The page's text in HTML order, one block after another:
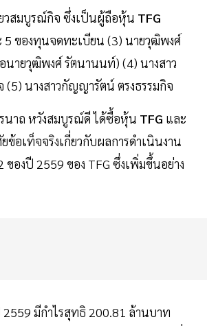
วสมบูรณ์กิจ ซึ่งเป็นผู้ถือหุ้น TFG
5 ของทุนจดทะเบียน (3) นายวุฒิพงศ์
นายวุฒิพงศ์ รัตนานนท์) (4) นางสาว
(5) นางสาวกัญญารัตน์ ตรงธรรมกิจ
นาถ หวังสมบูรณ์ดี ได้ซื้อหุ้น TFG และ
ข้อเท็จจริงเกี่ยวกับผลการดำเนินงาน
ของปี 2559 ของ TFG ซึ่งเพิ่มขึ้นอย่าง
2559 มีกำไรสุทธิ 200.81 ล้านบาท